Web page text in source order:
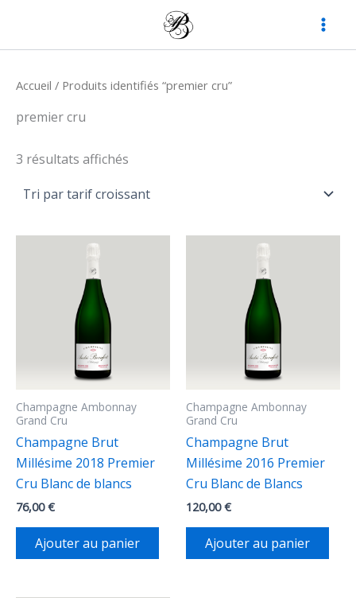
contenu
Accueil / Produits identifiés “premier cru”
premier cru
3 résultats affichés
croissant
Champagne Ambonnay
Grand Cru
Champagne Brut
Millésime 2018 Premier
Cru Blanc de blancs
76,00€
Ajouter au panier
Champagne Ambonnay
Grand Cru
Champagne Brut
Millésime 2016 Premier
Cru Blanc de Blancs
120,00€
Ajouter au panier